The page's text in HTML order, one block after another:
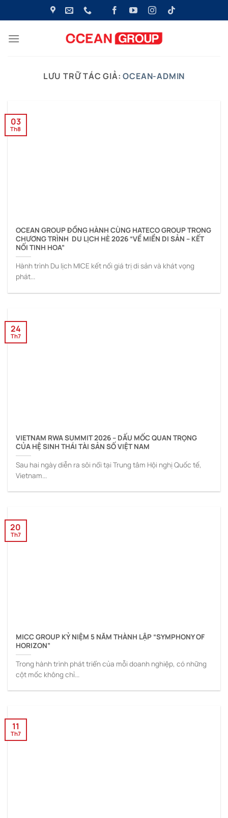
qua
dung
LƯU TRỮ TÁC GIẢ:OCEAN-ADMIN
OCEAN GROUP ĐỒNG HÀNH CÙNG HATECO GROUP TRONG
CHƯƠNG TRÌNH DU LỊCH HÈ 2026 “VỀ MIỀN DI SẢN – KẾT
NỐI TINH HOA”
Hành trình Du lịch MICE kết nối giá trị di sản và khát vọng
phát...
03
Th8
VIETNAM RWA SUMMIT 2026 – DẤU MỐC QUAN TRỌNG
CỦA HỆ SINH THÁI TÀI SẢN SỐ VIỆT NAM
Sau hai ngày diễn ra sôi nổi tại Trung tâm Hội nghị Quốc tế,
Vietnam...
24
Th7
MICC GROUP KỶ NIỆM 5 NĂM THÀNH LẬP “SYMPHONY OF
HORIZON”
Trong hành trình phát triển của mỗi doanh nghiệp, có những
cột mốc không chỉ...
20
Th7
11
Th7